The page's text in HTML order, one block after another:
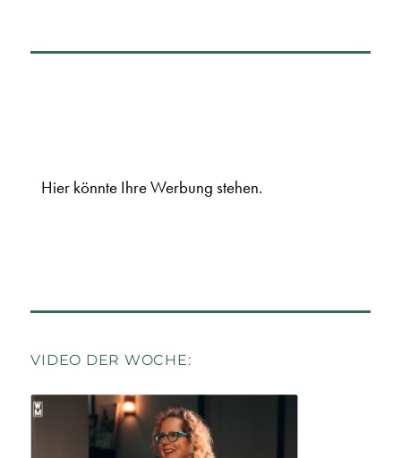
Hier könnte Ihre Werbung stehen.
VIDEO DER WOCHE: